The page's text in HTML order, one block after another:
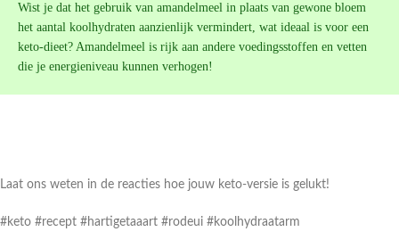
Wist je dat het gebruik van amandelmeel in plaats van gewone bloem
het aantal koolhydraten aanzienlijk vermindert, wat ideaal is voor een
keto-dieet? Amandelmeel is rijk aan andere voedingsstoffen en vetten
die je energieniveau kunnen verhogen!
Laat ons weten in de reacties hoe jouw keto-versie is gelukt!
#keto #recept #hartigetaaart #rodeui #koolhydraatarm